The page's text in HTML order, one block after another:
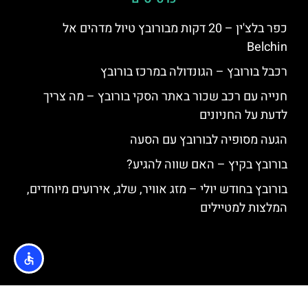
כפר בלצ'ין – 20 דקות מבורובץ טיול מדהים אל
Belchin
רכבל בורובץ – הגונדולה במרכז בורובץ
חנייה עם רכב שכור באתר הסקי בורובץ – מה צריך
לדעת על החניונים
הגעה מסופיה לבורובץ עם הסעה
בורובץ בקיץ – האם שווה להגיע?
בורובץ בחודש יולי – מזג אוויר, שלג, אירועים מיוחדים,
המלצות למטיילים